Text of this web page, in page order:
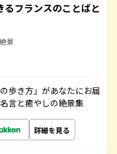
るフランスのことばと
景
歩き方」があなたにお届
言と癒やしの絶景集
詳細を見る